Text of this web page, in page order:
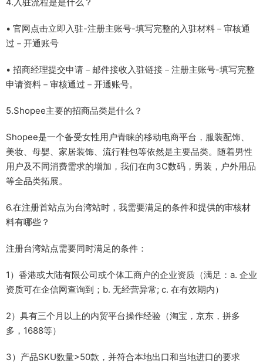
• 官网点击立即入驻-注册主账号-填写完整的入驻材料－审核通
过－开通账号
• 招商经理提交申请－邮件接收入驻链接－注册主账号-填写完整
申请资料－审核通过－开通账号。
5.Shopee主要的招商品类是什么？
Shopee是一个备受女性用户青睐的移动电商平台，服装配饰、
美妆、母婴、家居装饰、流行鞋包等依然是主要品类。随着男性
用户及不同消费需求的增加，我们在向3C数码，男装，户外用品
等全品类拓展。
6.在注册首站点为台湾站时，我需要满足的条件和提供的审核材
料有哪些？
注册台湾站点需要同时满足的条件：
1）香港或大陆有限公司或个体工商户的企业资质（满足：a. 企业
资质可在企信网查询到；b. 无经营异常; c. 在有效期内）
2）具有三个月以上的内贸平台操作经验（淘宝，京东，拼多
多，1688等）
3）产品SKU数量>50款，并符合本地出口和当地进口的要求